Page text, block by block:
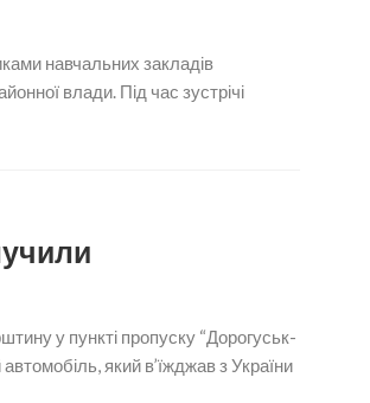
навчальних закладів
влади. Під час зустрічі
у пункті пропуску “Дорогуськ-
який в’їжджав з України